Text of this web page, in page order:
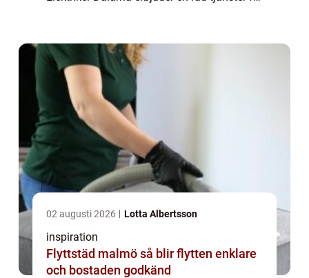
02 augusti 2026 Lotta Albertsson
inspiration
Flyttstäd malmö så blir flytten enklare
och bostaden godkänd